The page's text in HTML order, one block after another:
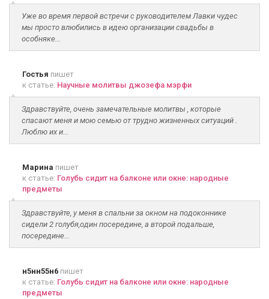
Уже во время первой встречи с руководителем Лавки чудес
мы просто влюбились в идею организации свадьбы в
особняке...
Гостья пишет
к статье: Научные молитвы джозефа мэрфи
Здравствуйте, очень замечательные молитвы , которые
спасают меня и мою семью от трудно жизненных ситуаций .
Люблю их и...
Марина пишет
к статье: Голубь сидит на балконе или окне: народные
предметы
Здравствуйте, у меня в спальни за окном на подоконнике
сидели 2 голубя,один посередине, а второй подальше,
посередине...
н5нн55н6 пишет
к статье: Голубь сидит на балконе или окне: народные
предметы